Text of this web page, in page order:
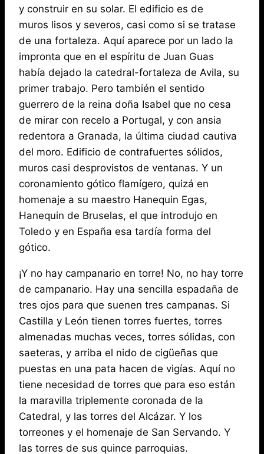
y construir en su solar. El edificio es de
muros lisos y severos, casi como si se tratase
de una fortaleza. Aquí aparece por un lado la
impronta que en el espíritu de Juan Guas
había dejado la catedral-fortaleza de Avila, su
primer trabajo. Pero también el sentido
guerrero de la reina doña Isabel que no cesa
de mirar con recelo a Portugal, y con ansia
redentora a Granada, la última ciudad cautiva
del moro. Edificio de contrafuertes sólidos,
muros casi desprovistos de ventanas. Y un
coronamiento gótico flamígero, quizá en
homenaje a su maestro Hanequin Egas,
Hanequin de Bruselas, el que introdujo en
Toledo y en España esa tardía forma del
gótico.
¡Y no hay campanario en torre! No, no hay torre
de campanario. Hay una sencilla espadaña de
tres ojos para que suenen tres campanas. Si
Castilla y León tienen torres fuertes, torres
almenadas muchas veces, torres sólidas, con
saeteras, y arriba el nido de cigüeñas que
puestas en una pata hacen de vigías. Aquí no
tiene necesidad de torres que para eso están
la maravilla triplemente coronada de la
Catedral, y las torres del Alcázar. Y los
torreones y el homenaje de San Servando. Y
las torres de sus quince parroquias.